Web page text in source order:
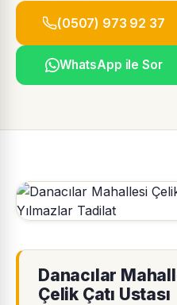
(0507) 973 92 37
WhatsApp ile Sor
Danacılar
Çelik Çatı Ustası